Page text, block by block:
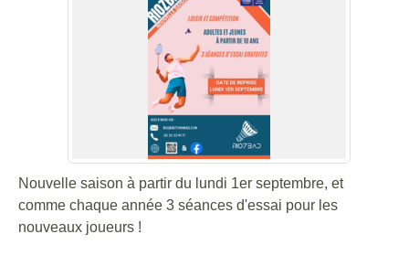
Nouvelle saison à partir du lundi 1er septembre, et
comme chaque année 3 séances d'essai pour les
nouveaux joueurs !